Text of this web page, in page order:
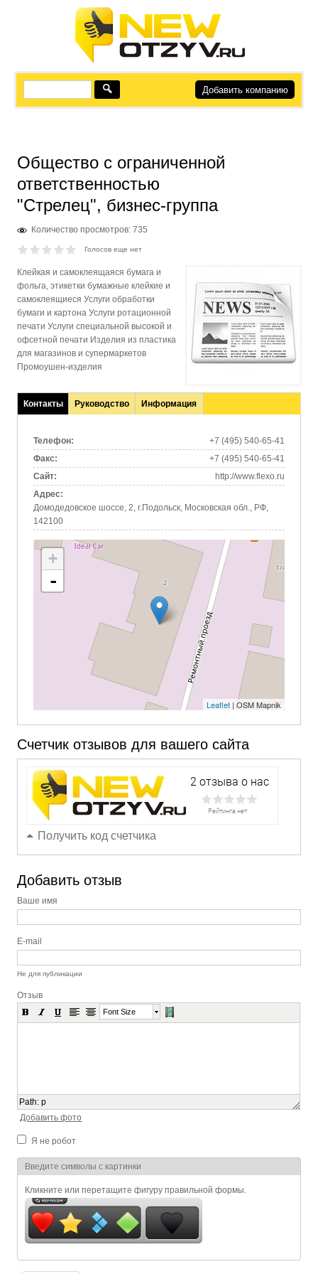
Добавить компанию
Общество с ограниченной
ответственностью
"Стрелец", бизнес-группа
Количество просмотров: 735
Голосов еще нет
Клейкая и самоклеящаяся бумага и
фольга, этикетки бумажные клейкие и
самоклеящиеся Услуги обработки
бумаги и картона Услуги ротационной
печати Услуги специальной высокой и
офсетной печати Изделия из пластика
для магазинов и супермаркетов
Промоушен-изделия
Контакты
(активная
Руководство Информация
Телефон:
+7 (495) 540-65-41
Факс:
+7 (495) 540-65-41
Сайт:
http://www.flexo.ru
Адрес:
Домодедовское шоссе, 2, г.Подольск, Московская обл., РФ,
142100
+
-
Leaflet| OSM Mapnik
Счетчик отзывов для вашего сайта
Получить код счетчика
Добавить отзыв
Ваше имя
E-mail
Не для публикации
Отзыв
Font Size
Path:p
Добавить фото
Я не робот
Я спамер
Введите символы с картинки
Кликните или перетащите фигуру правильной формы.